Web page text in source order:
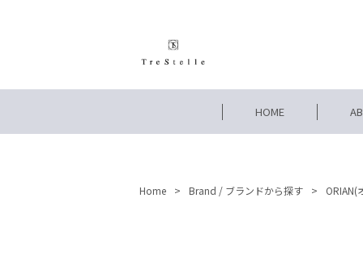
HOME
Home Brand / ブランドから探す ORIAN(